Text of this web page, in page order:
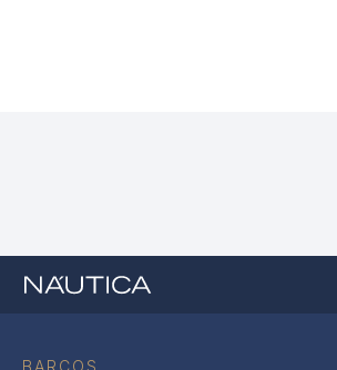
BARCOS